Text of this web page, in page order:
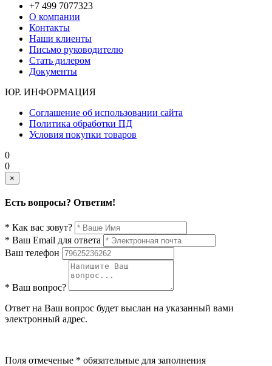
+7 499 7077323
О компании
Контакты
Наши клиенты
Письмо руководителю
Стать дилером
Документы
ЮР. ИНФОРМАЦИЯ
Соглашение об использовании сайта
Политика обработки ПД
Условия покупки товаров
0
0
×
Есть вопросы? Ответим!
* Как вас зовут?
* Ваш Email для ответа
Ваш телефон
* Ваш вопрос?
Ответ на Ваш вопрос будет выслан на указанный вами
электронный адрес.
Поля отмеченые * обязательные для заполнения